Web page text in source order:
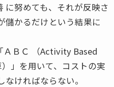
に努めても、それが反映さ
儲かるだけという結果に
ＡＢＣ （Activity Based
」を用いて、コストの実
ければならない。